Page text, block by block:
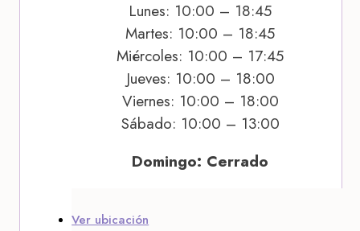
Lunes: 10:00 – 18:45
Martes: 10:00 – 18:45
Miércoles: 10:00 – 17:45
Jueves: 10:00 – 18:00
Viernes: 10:00 – 18:00
Sábado: 10:00 – 13:00
Domingo: Cerrado
Ver ubicación